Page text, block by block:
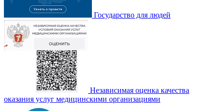
Государство для людей
Независимая оценка качества
оказания услуг медицинскими организациями